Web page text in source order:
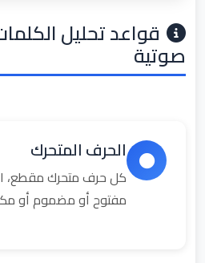
قواعد تحليل
صوتية
الحرف المتحرك
كل حرف متحرك مقطع،
مفتوح أو مضموم أو